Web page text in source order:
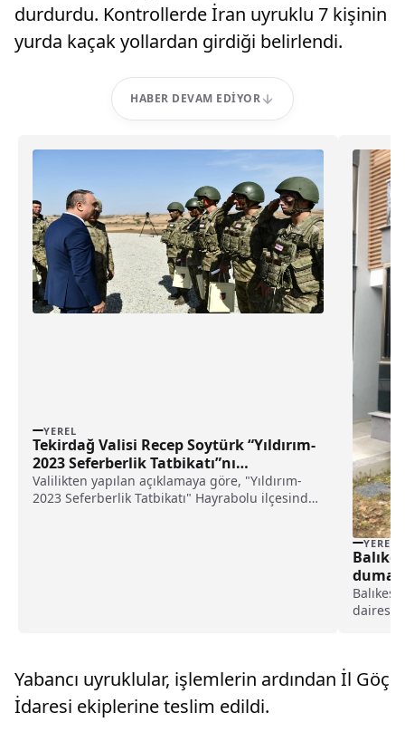
durdurdu. Kontrollerde İran uyruklu 7 kişinin
yurda kaçak yollardan girdiği belirlendi.
HABER DEVAM EDIYOR
YEREL
Tekirdağ Valisi Recep Soytürk “Yıldırım-
2023 Seferberlik Tatbikatı”nı
Hayrabolu’da Takip Etti
Valilikten yapılan açıklamaya göre, "Yıldırım-
2023 Seferberlik Tatbikatı" Hayrabolu ilçesinde
YEREL
alındı
Yabancı uyruklular, işlemlerin ardından İl Göç
İdaresi ekiplerine teslim edildi.